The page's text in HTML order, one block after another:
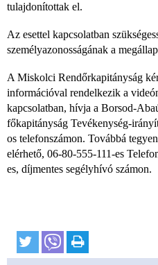
tulajdonítottak el.
Az esettel kapcsolatban
személyazonosságának a
A Miskolci Rendőrkapitányság
információval rendelkezik a
kapcsolatban, hívja a Borsod-
főkapitányság Tevékenység-
os telefonszámon. Továbbá
elérhető, 06-80-555-111-es
es, díjmentes segélyhívó számon.